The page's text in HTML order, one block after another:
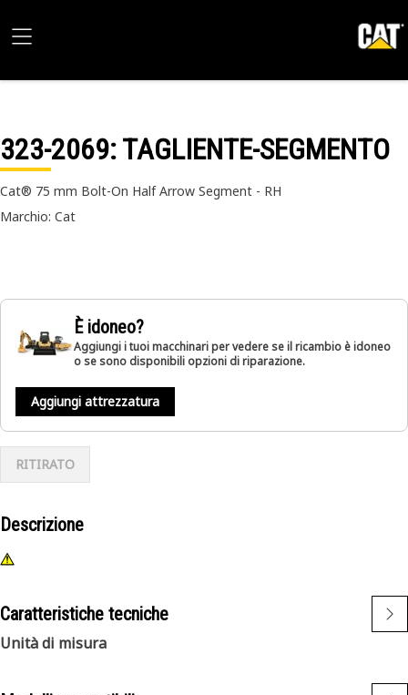
323-2069: TAGLIENTE-SEGMENTO
Cat® 75 mm Bolt-On Half Arrow Segment - RH
Marchio: Cat
È idoneo?
Aggiungi i tuoi macchinari per vedere se il ricambio è idoneo
o se sono disponibili opzioni di riparazione.
Aggiungi attrezzatura
RITIRATO
Descrizione
Caratteristiche tecniche
Unità di misura